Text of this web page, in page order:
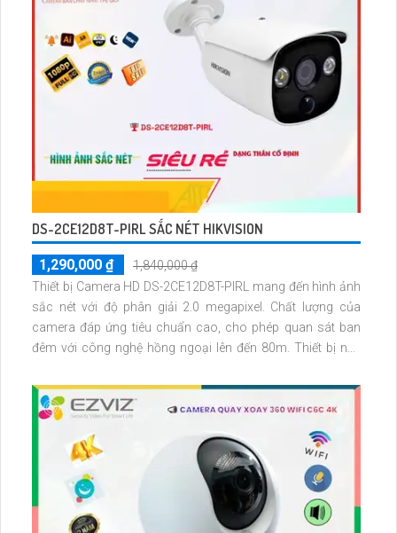
DS-2CE12D8T-PIRL SẮC NÉT HIKVISION
1,290,000 ₫
1,840,000 ₫
Thiết bị Camera HD DS-2CE12D8T-PIRL mang đến hình ảnh
sắc nét với độ phân giải 2.0 megapixel. Chất lượng của
camera đáp ứng tiêu chuẩn cao, cho phép quan sát ban
đêm với công nghệ hồng ngoại lên đến 80m. Thiết bị này
vượt trội hơn so với Starlight Camera